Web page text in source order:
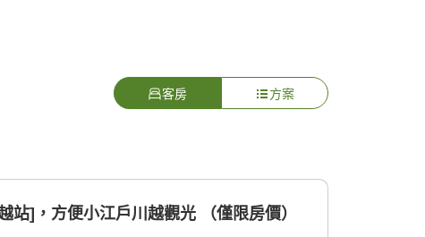
客房 方案
站]，方便小江戶川越觀光 （僅限房價）